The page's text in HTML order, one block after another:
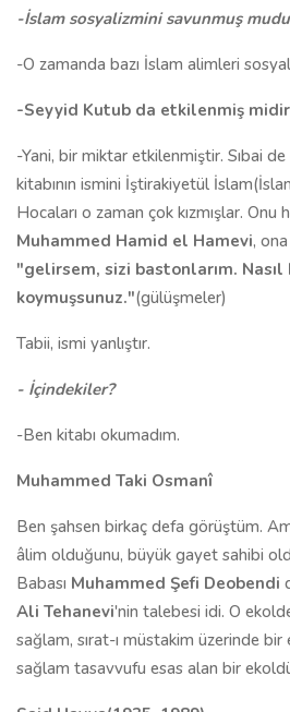
-İslam sosyalizmini savunmuş
-O zamanda bazı İslam alimleri
-Seyyid Kutub da etkilenmiş
-Yani, bir miktar etkilenmiştir. Sıbai
kitabının ismini İştirakiyetül
Hocaları o zaman çok kızmışlar. Onu
Muhammed Hamid el Hamevi,
"gelirsem, sizi bastonlarım. Nasıl
koymuşsunuz."(gülüşmeler)
Tabii, ismi yanlıştır.
- İçindekiler?
-Ben kitabı okumadım.
Muhammed Taki Osmanî
Ben şahsen birkaç defa görüştüm.
âlim olduğunu, büyük gayet sahibi
Babası Muhammed Şefi Deobendi
Ali Tehanevi'nin talebesi idi. O
sağlam, sırat-ı müstakim üzerinde
sağlam tasavvufu esas alan bir